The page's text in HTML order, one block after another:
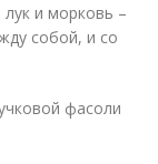
и морковь –
собой, и со
фасоли